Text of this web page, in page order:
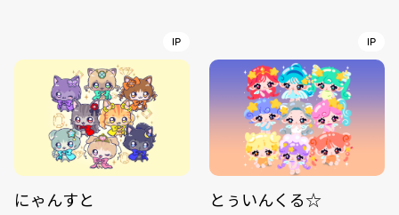
IP
にゃんすと
IP
とぅいんくる☆